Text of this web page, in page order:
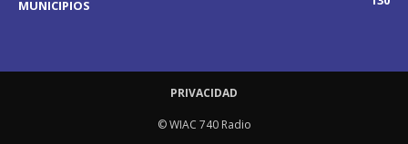
MUNICIPIOS
PRIVACIDAD
© WIAC 740 Radio